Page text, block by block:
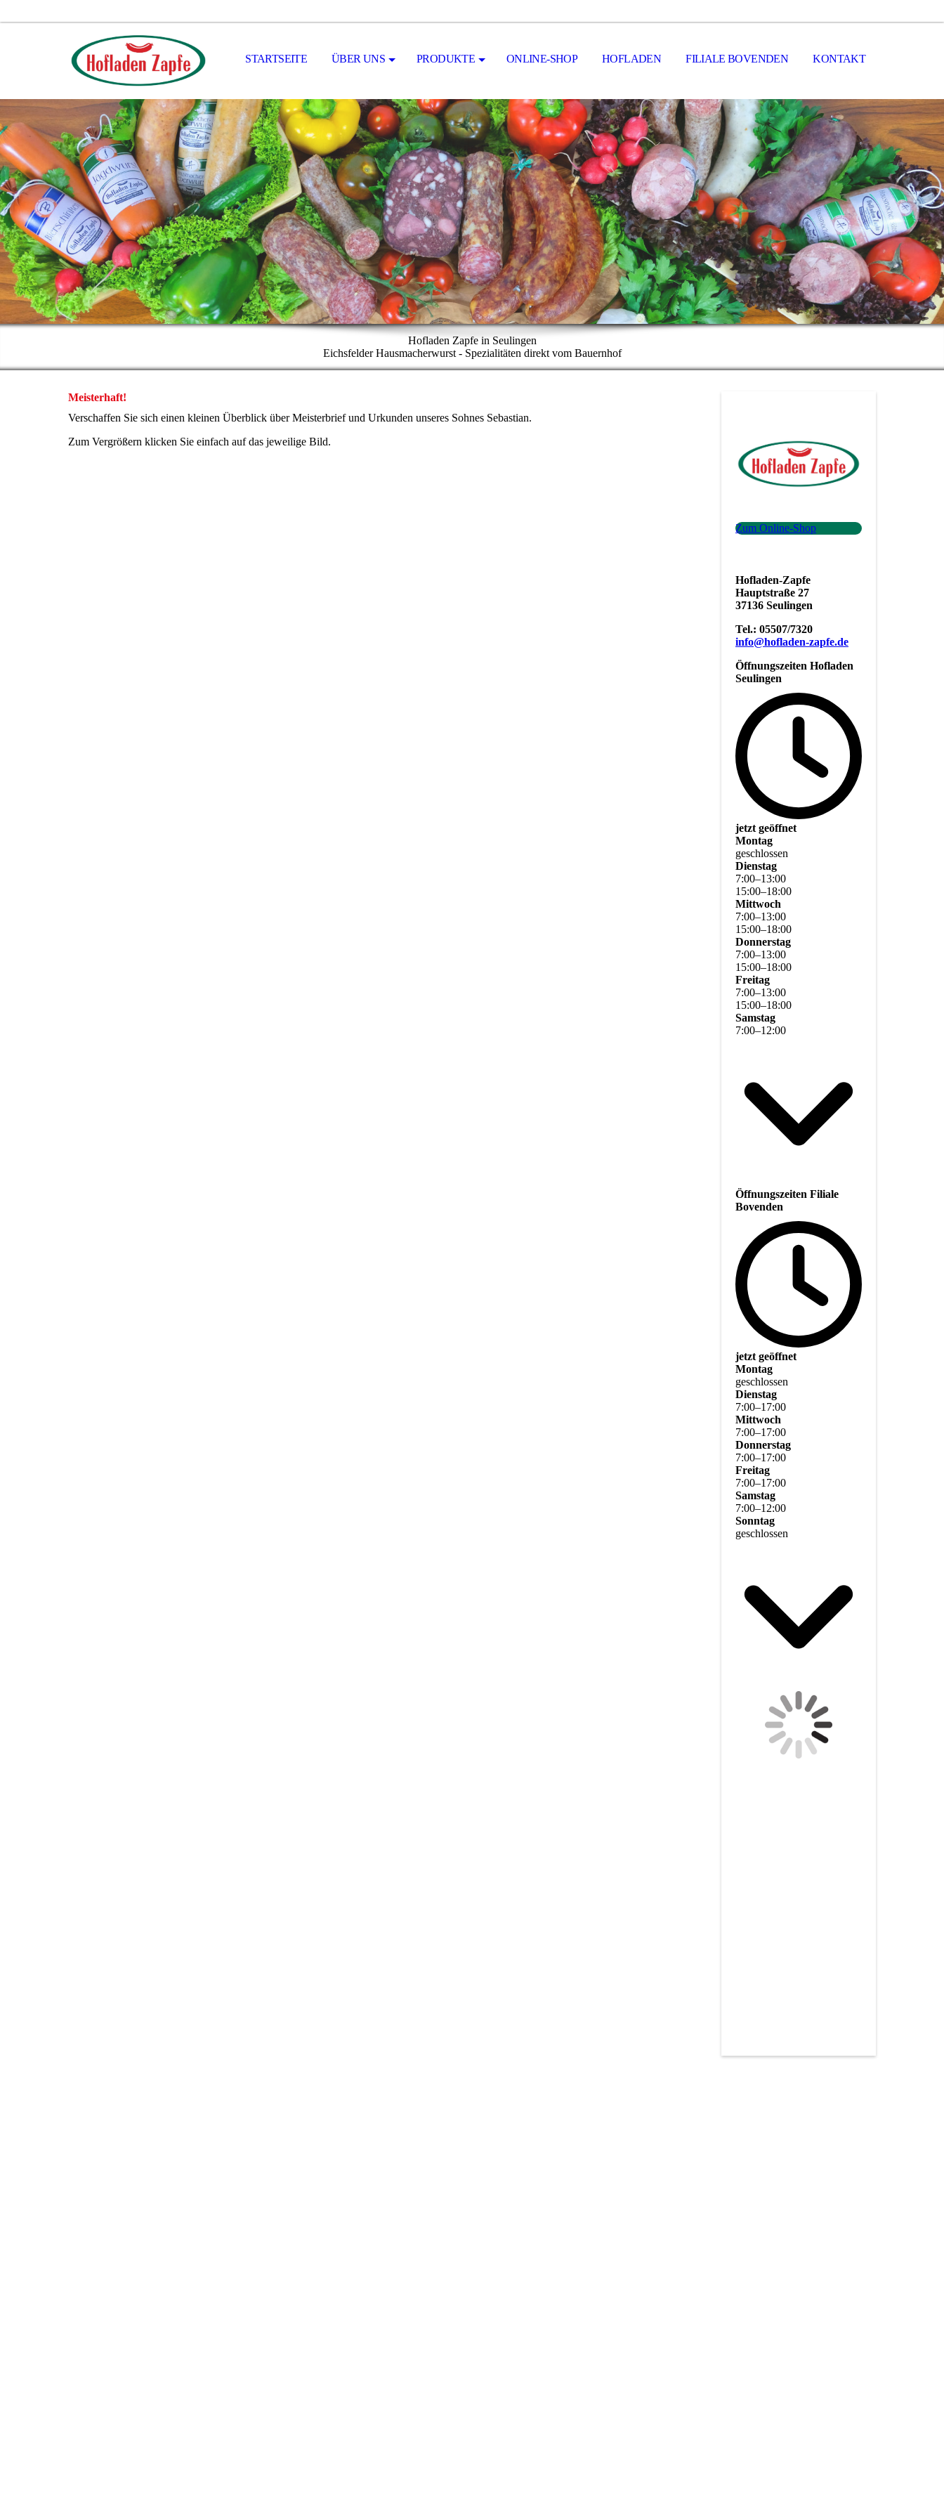
STARTSEITE ÜBER UNS PRODUKTE ONLINE-SHOP HOFLADEN FILIALE BOVENDEN KONTAKT
Hofladen Zapfe in Seulingen
Eichsfelder Hausmacherwurst - Spezialitäten direkt vom Bauernhof
Meisterhaft!
Verschaffen Sie sich einen kleinen Überblick über Meisterbrief und Urkunden unseres Sohnes Sebastian.
Zum Vergrößern klicken Sie einfach auf das jeweilige Bild.
Zum Online-Shop
Hofladen-Zapfe
Hauptstraße 27
37136 Seulingen
Tel.: 05507/7320
info@hofladen-zapfe.de
Öffnungszeiten Hofladen
Seulingen
jetzt geöffnet
Montag
geschlossen
Dienstag
7:00–13:00
15:00–18:00
Mittwoch
7:00–13:00
15:00–18:00
Donnerstag
7:00–13:00
15:00–18:00
Freitag
7:00–13:00
15:00–18:00
Samstag
7:00–12:00
Öffnungszeiten Filiale
Bovenden
jetzt geöffnet
Montag
geschlossen
Dienstag
7:00–17:00
Mittwoch
7:00–17:00
Donnerstag
7:00–17:00
Freitag
7:00–17:00
Samstag
7:00–12:00
Sonntag
geschlossen
Besuchen Sie uns auf
Facebook! Werden Sie ein
Fan unserer Facebook Seite
und erhalten Sie aktuelle
Infos rund um unseren